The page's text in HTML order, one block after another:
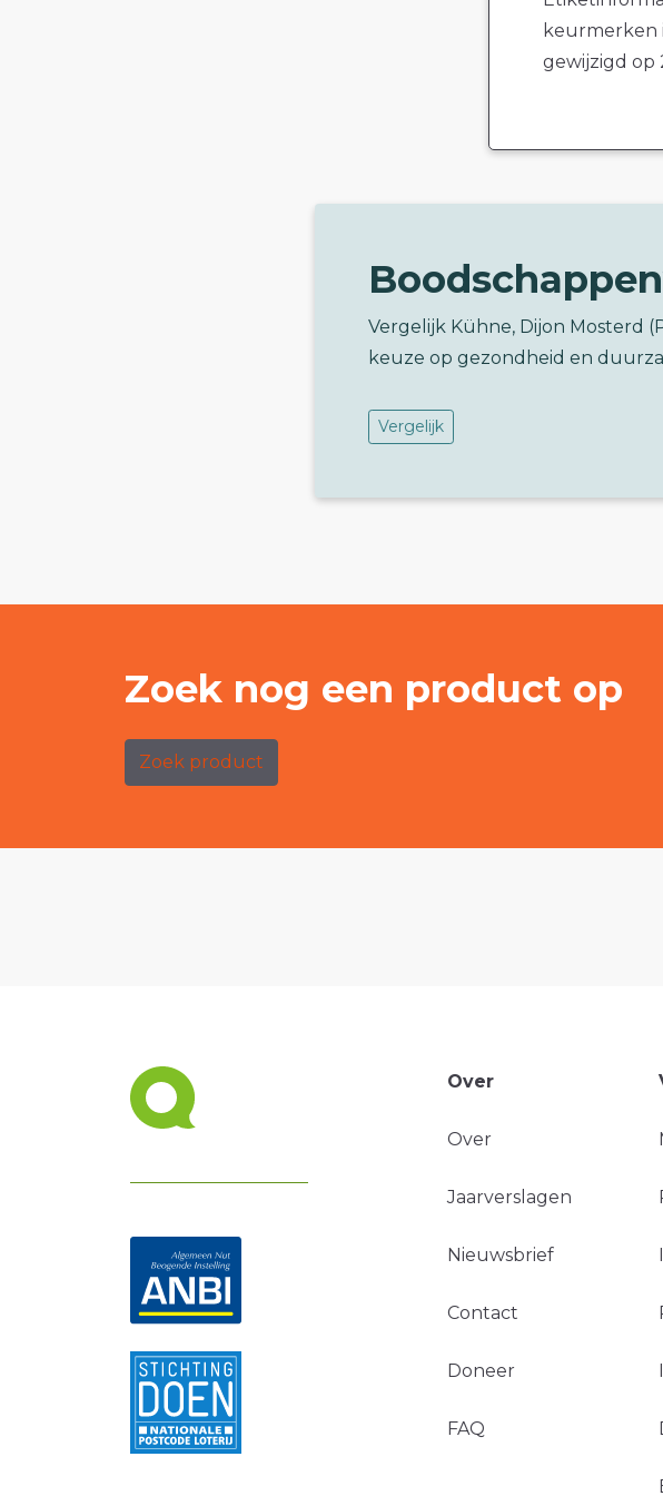
keurmerken
gewijzigd op
Vergelijk Kühne, Dijon Mosterd
keuze op gezondheid en
Vergelijk
Zoek nog een product op
Zoek product
Over
Over
Jaarverslagen
Nieuwsbrief
Contact
Doneer
FAQ